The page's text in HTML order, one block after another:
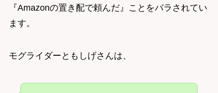
『Amazonの置き配で頼んだ』ことをバラされてい
ます。
モグライダーともしげさんは、